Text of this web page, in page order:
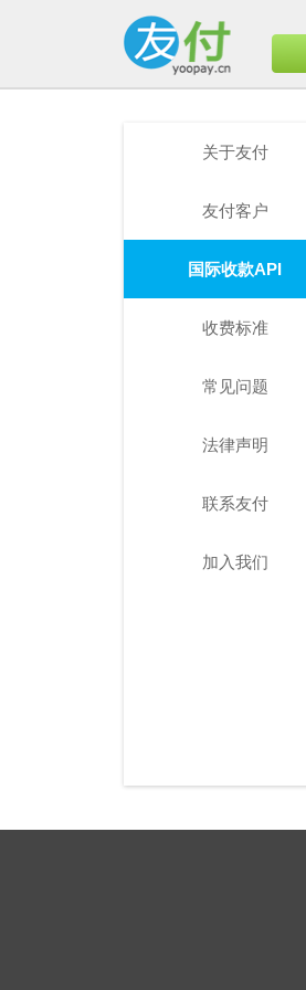
关于友付
友付客户
国际收款API
收费标准
常见问题
法律声明
联系友付
加入我们